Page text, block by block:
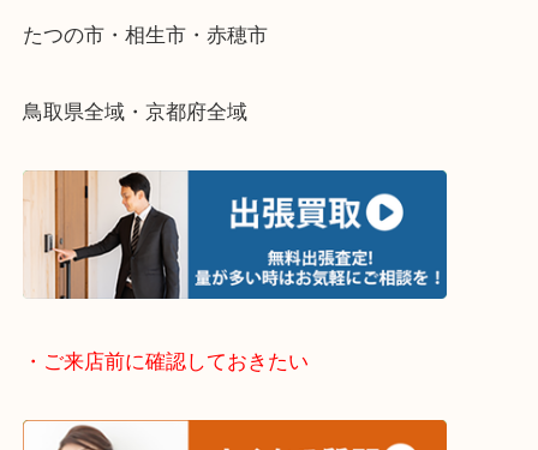
終活・遺品整理・生前整理・断捨離・引っ越し
物を整理するケースは年々増加傾向です。
当店ではそういったお困りの方からのご依頼も大歓
整理したいけどなにが値段つくかわからない…
そんなときはお気軽に下記フォームより出張買取
さい。